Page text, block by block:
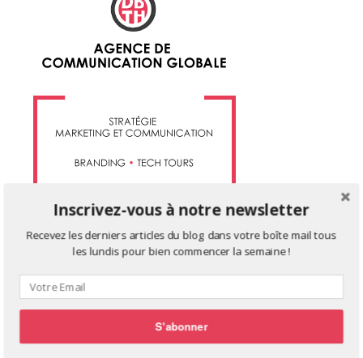
TWITTER
Inscrivez-vous à notre newsletter
Recevez les derniers articles du blog dans votre boîte mail tous
les lundis pour bien commencer la semaine !
S'abonner